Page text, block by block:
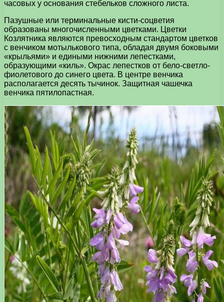
часовых у основания стебельков сложного листа.
Пазушные или терминальные кисти-соцветия
образованы многочисленными цветками. Цветки
Козлятника являются превосходным стандартом цветков
с венчиком мотылькового типа, обладая двумя боковыми
«крыльями» и едиными нижними лепестками,
образующими «киль». Окрас лепестков от бело-светло-
фиолетового до синего цвета. В центре венчика
располагается десять тычинок. Защитная чашечка
венчика пятилопастная.